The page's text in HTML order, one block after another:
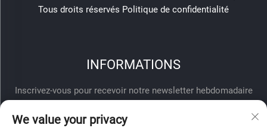
Tous droits réservés Politique de confidentialité
INFORMATIONS
Inscrivez-vous pour recevoir notre newsletter hebdomadaire
We value your privacy